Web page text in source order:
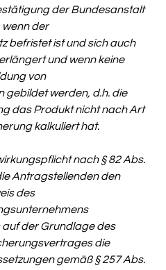
der Bundesanstalt
wenn der
befristet ist und sich auch
und wenn keine
von
gebildet werden, d.h. die
das Produkt nicht nach Art
kalkuliert hat.
nach § 82 Abs.
Antragstellenden den
des
auf der Grundlage des
die
gemäß § 257 Abs.